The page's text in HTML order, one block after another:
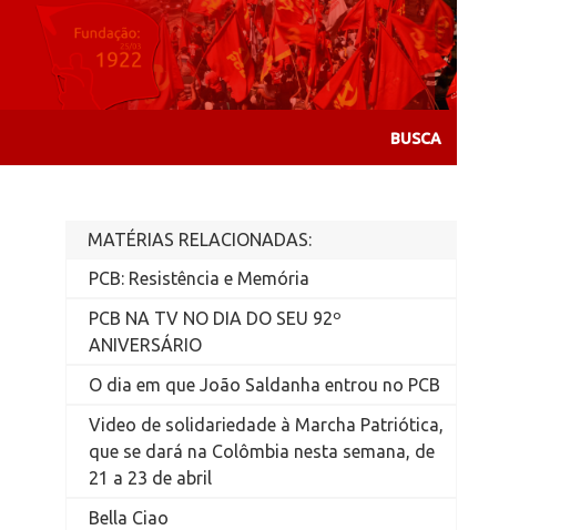
MATÉRIAS RELACIONADAS:
PCB: Resistência e Memória
PCB NA TV NO DIA DO SEU 92º
ANIVERSÁRIO
O dia em que João Saldanha entrou no PCB
Video de solidariedade à Marcha Patriótica,
que se dará na Colômbia nesta semana, de
21 a 23 de abril
Bella Ciao